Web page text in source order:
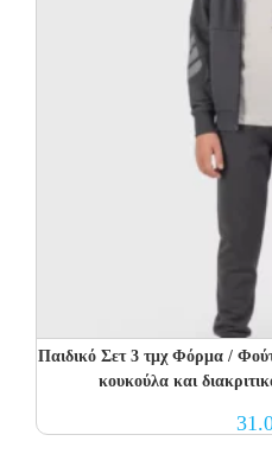
Παιδικό Σετ 3 τμχ Φόρμα /
κουκούλα και